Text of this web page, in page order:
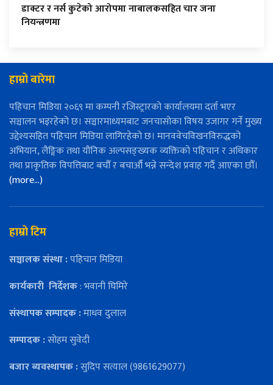
डाक्टर र नर्स कुटेको आरोपमा नाबालकसहित चार जना
नियन्त्रणमा
हाम्रो बारेमा
पहिचान मिडिया २०६९ मा कम्पनी रजिस्ट्रारको कार्यालयमा दर्ता भएर
सञ्चालन भइरहेको छ। सञ्चारमाध्यमबाट जनचासोका विषय उजागर गर्ने मुख्य
उद्देश्यसहित पहिचान मिडिया लागिरहेको छ। मानववेचविखनविरुद्धको
अभियान, लैङ्गिक तथा यौनिक अल्पसङ्ख्यक व्यक्तिको पहिचान र अधिकार
तथा प्राकृतिक विपत्तिबाट बचौँ र बचाऔँ भन्ने सन्देश प्रवाह गर्दै आएका छौँ।
(more…)
हाम्रो टिम
सञ्चालक संस्था :पहिचान मिडिया
कार्यकारी निर्देशक: भवानी घिमिरे
संस्थापक सम्पादक :माधव दुलाल
सम्पादक :सोहम सुवेदी
बजार ब्यवस्थापक :सुदिप सत्याल (9861629077)